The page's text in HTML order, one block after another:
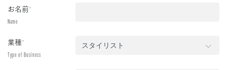
お名前*
Name
業種*
Type of Business